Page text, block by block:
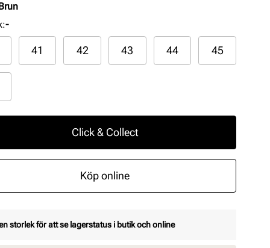
:-
41 42 43 44 45
Click & Collect
Köp online
storlek för att se lagerstatus i butik och online